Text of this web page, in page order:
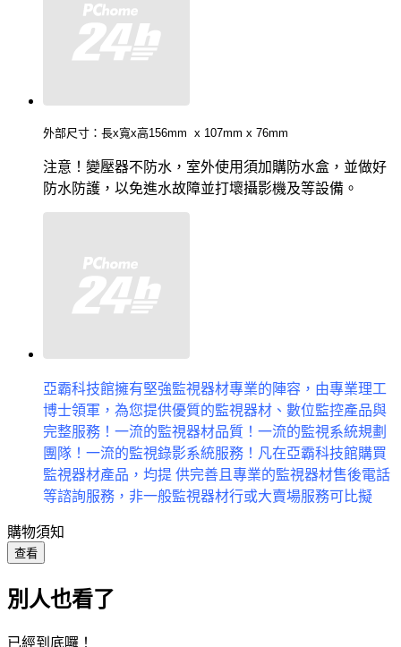
外部尺寸：長x寬x高156mm x 107mm x 76mm
注意！變壓器不防水，室外使用須加購防水盒，並做好
防水防護，以免進水故障並打壞攝影機及等設備。
亞霸科技館擁有堅強監視器材專業的陣容，由專業理工
博士領軍，為您提供優質的監視器材、數位監控產品與
完整服務！一流的監視器材品質！一流的監視系統規劃
團隊！一流的監視錄影系統服務！凡在亞霸科技館購買
監視器材產品，均提 供完善且專業的監視器材售後電話
等諮詢服務，非一般監視器材行或大賣場服務可比擬
購物須知
查看
別人也看了
已經到底囉！